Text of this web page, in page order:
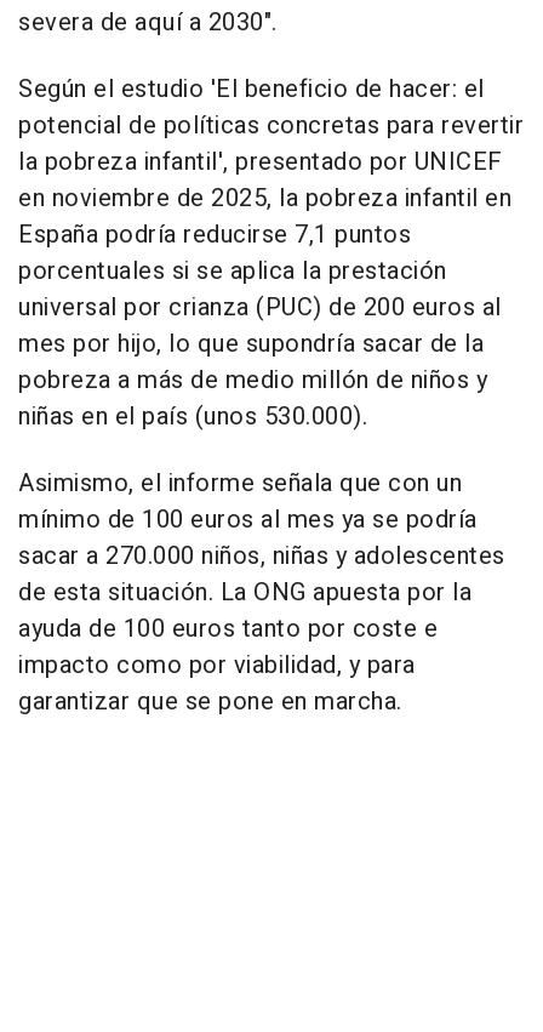
severa de aquí a 2030".
Según el estudio 'El beneficio de hacer: el
potencial de políticas concretas para revertir
la pobreza infantil', presentado por UNICEF
en noviembre de 2025, la pobreza infantil en
España podría reducirse 7,1 puntos
porcentuales si se aplica la prestación
universal por crianza (PUC) de 200 euros al
mes por hijo, lo que supondría sacar de la
pobreza a más de medio millón de niños y
niñas en el país (unos 530.000).
Asimismo, el informe señala que con un
mínimo de 100 euros al mes ya se podría
sacar a 270.000 niños, niñas y adolescentes
de esta situación. La ONG apuesta por la
ayuda de 100 euros tanto por coste e
impacto como por viabilidad, y para
garantizar que se pone en marcha.